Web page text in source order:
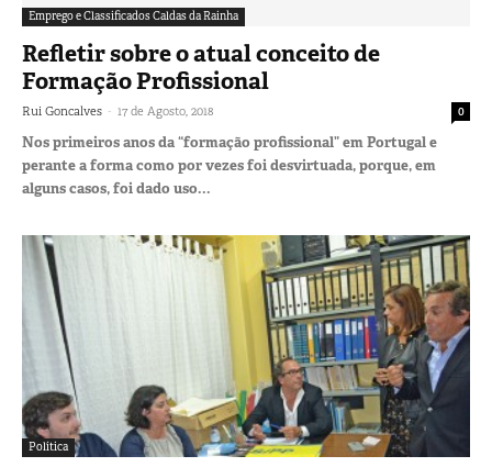
Emprego e Classificados Caldas da Rainha
Refletir sobre o atual conceito de
Formação Profissional
Rui Goncalves - 17 de Agosto, 2018 0
Nos primeiros anos da “formação profissional” em Portugal e
perante a forma como por vezes foi desvirtuada, porque, em
alguns casos, foi dado uso...
Política